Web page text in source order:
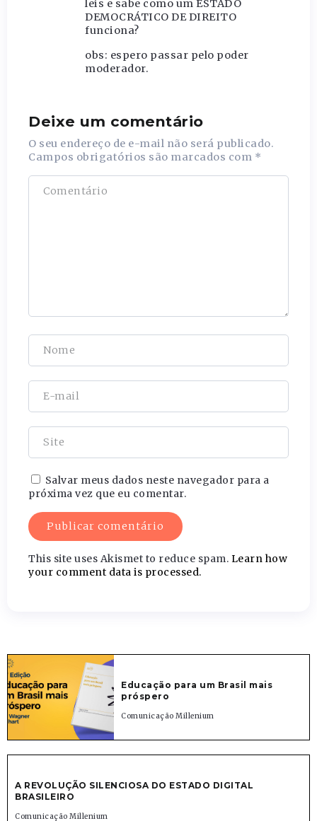
leis e sabe como um ESTADO
DEMOCRÁTICO DE DIREITO
funciona?
obs: espero passar pelo poder
moderador.
Deixe um comentário
O seu endereço de e-mail não será publicado.
Campos obrigatórios são marcados com *
Salvar meus dados neste navegador para a
próxima vez que eu comentar.
This site uses Akismet to reduce spam. Learn how
your comment data is processed.
Educação para um Brasil mais
próspero
Comunicação Millenium
A REVOLUÇÃO SILENCIOSA DO ESTADO DIGITAL
BRASILEIRO
Comunicação Millenium